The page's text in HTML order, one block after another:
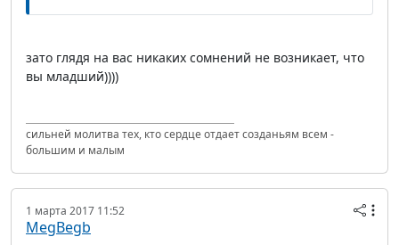
зато глядя на вас никаких сомнений не возникает, что
вы младший))))
сильней молитва тех, кто сердце отдает созданьям всем -
большим и малым
1 марта 2017 11:52
MegBegb